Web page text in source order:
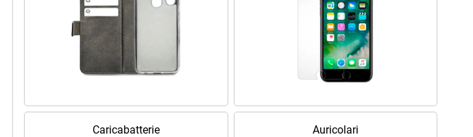
Caricabatterie Auricolari